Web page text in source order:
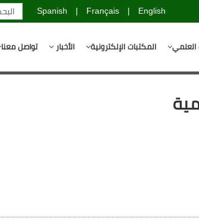
English
|
Français
|
Spanish
العلمي المكتبات الإلكترونية الأخبار تواصل معنا